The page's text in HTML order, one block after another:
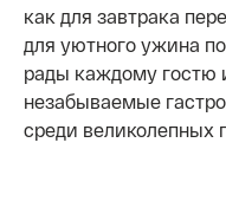
как для завтрака
для уютного ужина
рады каждому гостю
незабываемые
среди великолепных